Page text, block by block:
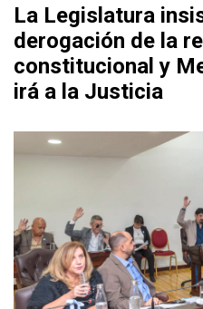
La Legislatura
derogación de la
constitucional y
irá a la Justicia